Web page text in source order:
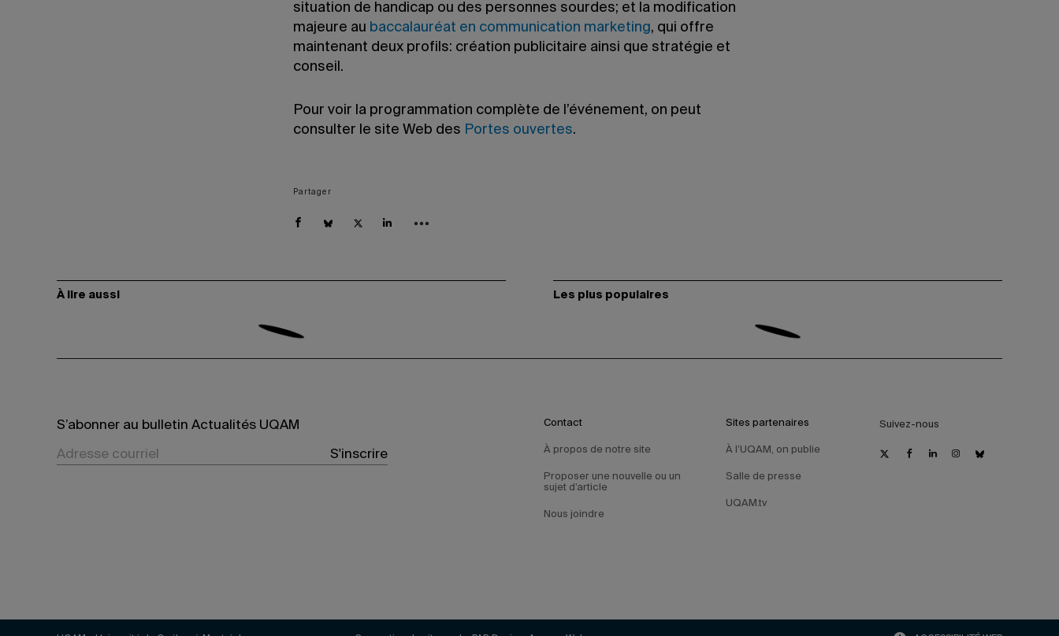
situation de handicap ou des personnes sourdes; et la modification
majeure au baccalauréat en communication marketing, qui offre
maintenant deux profils: création publicitaire ainsi que stratégie et
conseil.
Pour voir la programmation complète de l’événement, on peut
consulter le site Web des Portes ouvertes.
Partager
À lire aussi Les plus populaires
S’abonner au bulletin Actualités UQAM
S'inscrire
Contact
À propos de notre site
Proposer une nouvelle ou un
sujet d’article
Nous joindre
Sites partenaires
À l’UQAM, on publie
Salle de presse
UQAM.tv
Suivez-nous